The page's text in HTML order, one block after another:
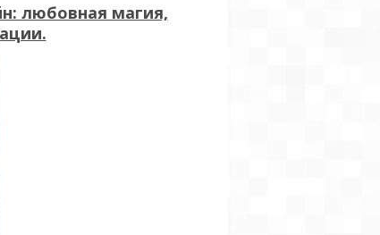
любовная магия,